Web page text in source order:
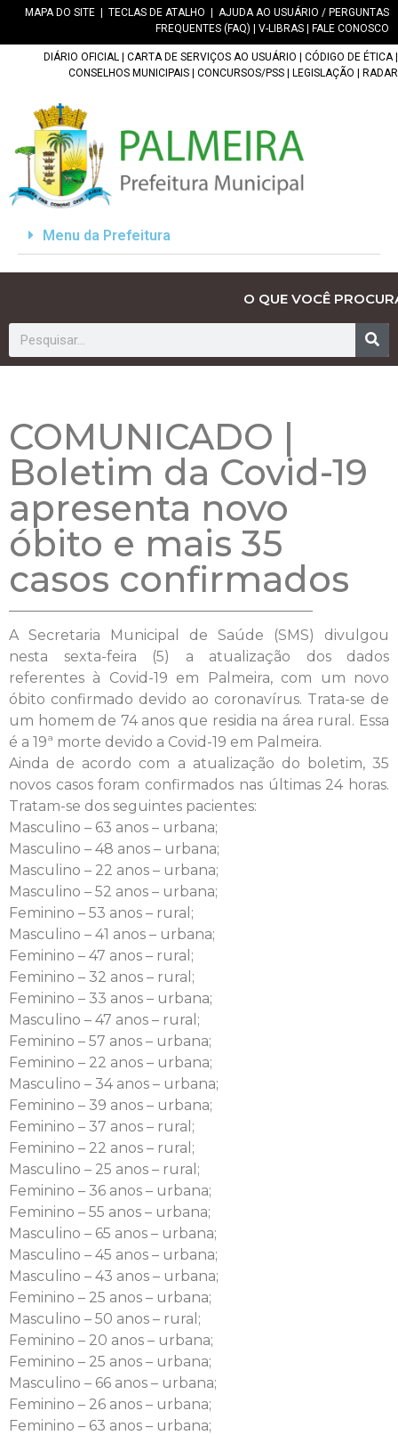
MAPA DO SITE TECLAS DE ATALHO
AJUDA AO USUÁRIO / PERGUNTAS
FREQUENTES (FAQ)
V-LIBRAS FALE CONOSCO
DIÁRIO OFICIAL CARTA DE SERVIÇOS AO USUÁRIO CÓDIGO DE ÉTICA|
CONSELHOS MUNICIPAIS
CONCURSOS/PSS LEGISLAÇÃO RADAR
Menu da Prefeitura
O QUE VOCÊ
COMUNICADO |
Boletim da Covid-19
apresenta novo
óbito e mais 35
casos confirmados
A Secretaria Municipal de Saúde (SMS) divulgou
nesta sexta-feira (5) a atualização dos dados
referentes à Covid-19 em Palmeira, com um novo
óbito confirmado devido ao coronavírus. Trata-se de
um homem de 74 anos que residia na área rural. Essa
é a 19ª morte devido a Covid-19 em Palmeira.
Ainda de acordo com a atualização do boletim, 35
novos casos foram confirmados nas últimas 24 horas.
Tratam-se dos seguintes pacientes:
Masculino – 63 anos – urbana;
Masculino – 48 anos – urbana;
Masculino – 22 anos – urbana;
Masculino – 52 anos – urbana;
Feminino – 53 anos – rural;
Masculino – 41 anos – urbana;
Feminino – 47 anos – rural;
Feminino – 32 anos – rural;
Feminino – 33 anos – urbana;
Masculino – 47 anos – rural;
Feminino – 57 anos – urbana;
Feminino – 22 anos – urbana;
Masculino – 34 anos – urbana;
Feminino – 39 anos – urbana;
Feminino – 37 anos – rural;
Feminino – 22 anos – rural;
Masculino – 25 anos – rural;
Feminino – 36 anos – urbana;
Feminino – 55 anos – urbana;
Masculino – 65 anos – urbana;
Masculino – 45 anos – urbana;
Masculino – 43 anos – urbana;
Feminino – 25 anos – urbana;
Masculino – 50 anos – rural;
Feminino – 20 anos – urbana;
Feminino – 25 anos – urbana;
Masculino – 66 anos – urbana;
Feminino – 26 anos – urbana;
Feminino – 63 anos – urbana;